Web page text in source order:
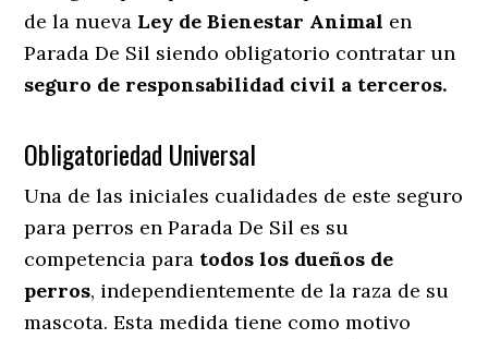
de la nueva Ley de Bienestar Animal en
Parada De Sil siendo obligatorio contratar un
seguro de responsabilidad civil a terceros.
Obligatoriedad Universal
Una de las iniciales cualidades de este seguro
para perros en Parada De Sil es su
competencia para todos los dueños de
perros, independientemente de la raza de su
mascota. Esta medida tiene como motivo